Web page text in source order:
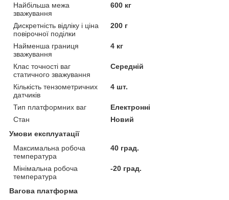
Найбільша межа
зважування
600 кг
Дискретність відліку і ціна
повірочної поділки
200 г
Найменша границя
зважування
4 кг
Клас точності ваг
статичного зважування
Середній
Кількість тензометричних
датчиків
4 шт.
Тип платформних ваг
Електронні
Стан
Новий
Умови експлуатації
Максимальна робоча
температура
40 град.
Мінімальна робоча
температура
-20 град.
Вагова платформа